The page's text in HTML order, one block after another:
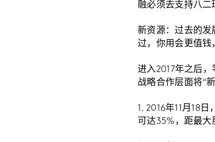
融必须去支持八二
新资源：过去的发
过，你用会更值钱
进入2017年之后
战略合作层面将“
1. 2016年11月18
可达35%，距最大